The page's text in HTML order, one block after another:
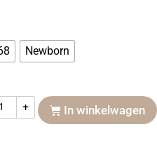
Newborn
+ In winkelwagen